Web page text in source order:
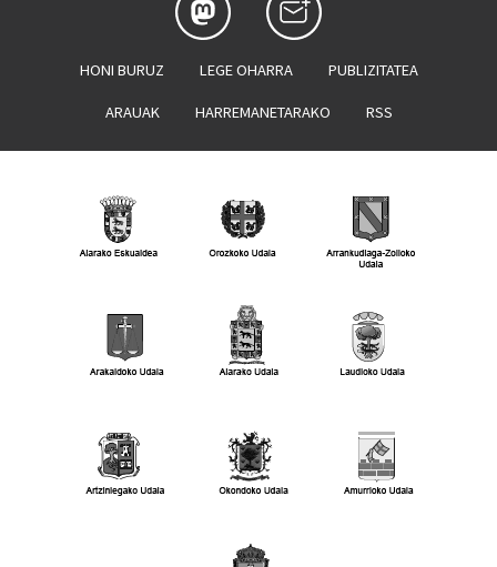
HONI BURUZ LEGE OHARRA PUBLIZITATEA
ARAUAK HARREMANETARAKO RSS